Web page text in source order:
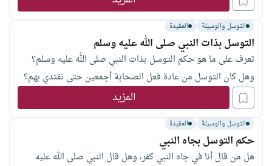
التوسل والوسيلة العقيدة
التوسل بذات النبي صلى الله عليه وسلم
تعرف على ما هو حكم التوسل بذات النبي صلى الله عليه وسلم؟
وهل كان التوسل من عادة فعل الصحابة أجمعين حتى نقتدي بهم؟
المزيد
التوسل والوسيلة العقيدة
حكم التوسل بجاه النبي
هل من قال أنا في جاه النبي كفر، وهل قال النبي صلى الله عليه